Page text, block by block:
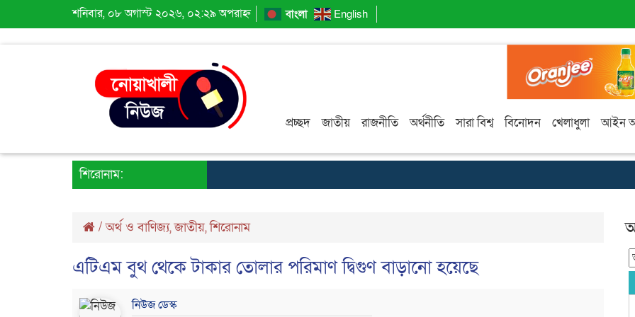
শনিবার, ০৮ অগাস্ট ২০২৬, ০২:২৯ অপরাহ্ন বাংলা English
প্রচ্ছদ জাতীয় রাজনীতি অর্থনীতি সারা বিশ্ব বিনোদন খেলাধুলা আইন
শিরোনাম:
/অর্থ ও বাণিজ্য,জাতীয়,শিরোনাম
এটিএম বুথ থেকে টাকার তোলার পরিমাণ দ্বিগুণ বাড়ানো হয়েছে
নিউজ ডেস্ক